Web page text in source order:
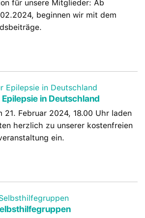
für unsere Mitglieder: Ab
beginnen wir mit dem
in Deutschland
21. Februar 2024, 18.00 Uhr laden
herzlich zu unserer kostenfreien
ein.